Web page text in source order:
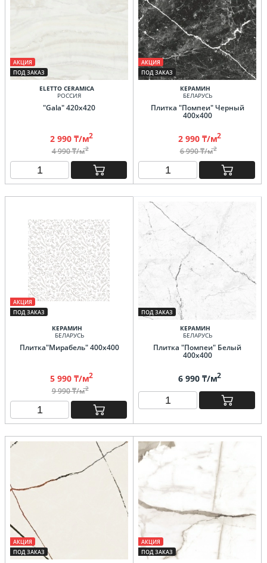
АКЦИЯ
ПОД ЗАКАЗ
ELETTO CERAMICA
РОССИЯ
"Gala" 420х420
2 990 ₸/м2
4 990 ₸/м2
АКЦИЯ
ПОД ЗАКАЗ
КЕРАМИН
БЕЛАРУСЬ
Плитка "Помпеи" Черный
400х400
2 990 ₸/м2
6 990 ₸/м2
АКЦИЯ
ПОД ЗАКАЗ
КЕРАМИН
БЕЛАРУСЬ
Плитка"Мирабель" 400х400
5 990 ₸/м2
9 990 ₸/м2
ПОД ЗАКАЗ
КЕРАМИН
БЕЛАРУСЬ
Плитка "Помпеи" Белый
400х400
6 990 ₸/м2
АКЦИЯ
ПОД ЗАКАЗ
АКЦИЯ
ПОД ЗАКАЗ